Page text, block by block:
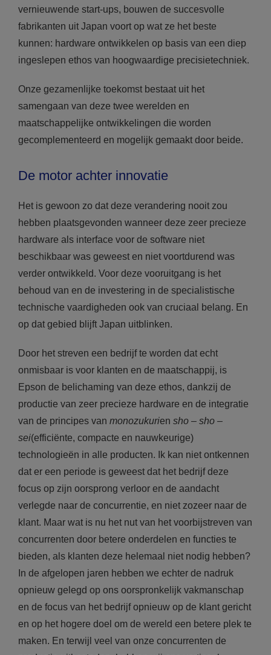
vernieuwende start-ups, bouwen de succesvolle
fabrikanten uit Japan voort op wat ze het beste
kunnen: hardware ontwikkelen op basis van een diep
ingeslepen ethos van hoogwaardige precisietechniek.
Onze gezamenlijke toekomst bestaat uit het
samengaan van deze twee werelden en
maatschappelijke ontwikkelingen die worden
gecomplementeerd en mogelijk gemaakt door beide.
De motor achter innovatie
Het is gewoon zo dat deze verandering nooit zou
hebben plaatsgevonden wanneer deze zeer precieze
hardware als interface voor de software niet
beschikbaar was geweest en niet voortdurend was
verder ontwikkeld. Voor deze vooruitgang is het
behoud van en de investering in de specialistische
technische vaardigheden ook van cruciaal belang. En
op dat gebied blijft Japan uitblinken.
Door het streven een bedrijf te worden dat echt
onmisbaar is voor klanten en de maatschappij, is
Epson de belichaming van deze ethos, dankzij de
productie van zeer precieze hardware en de integratie
van de principes van monozukurien sho – sho –
sei(efficiënte, compacte en nauwkeurige)
technologieën in alle producten. Ik kan niet ontkennen
dat er een periode is geweest dat het bedrijf deze
focus op zijn oorsprong verloor en de aandacht
verlegde naar de concurrentie, en niet zozeer naar de
klant. Maar wat is nu het nut van het voorbijstreven van
concurrenten door betere onderdelen en functies te
bieden, als klanten deze helemaal niet nodig hebben?
In de afgelopen jaren hebben we echter de nadruk
opnieuw gelegd op ons oorspronkelijk vakmanschap
en de focus van het bedrijf opnieuw op de klant gericht
en op het hogere doel om de wereld een betere plek te
maken. En terwijl veel van onze concurrenten de